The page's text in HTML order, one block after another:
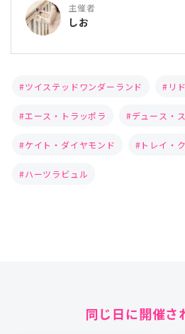
主催者
しお
ツイステッドワンダーランド リ
エース・トラッポラ デュース・
ケイト・ダイヤモンド トレイ・
ハーツラビュル
同じ日に開催さ